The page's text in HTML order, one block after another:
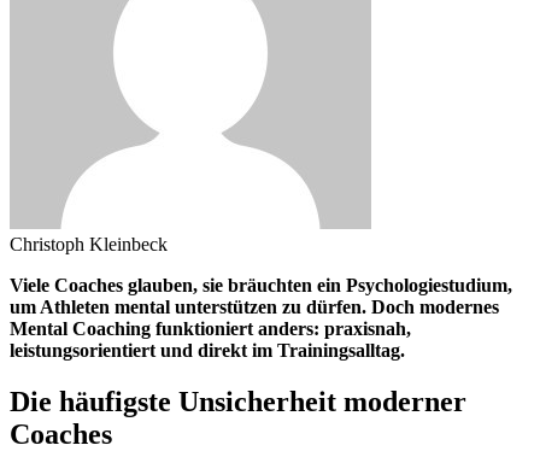
Christoph Kleinbeck
Viele Coaches glauben, sie bräuchten ein Psychologiestudium,
um Athleten mental unterstützen zu dürfen. Doch modernes
Mental Coaching funktioniert anders: praxisnah,
leistungsorientiert und direkt im Trainingsalltag.
Die häufigste Unsicherheit moderner
Coaches